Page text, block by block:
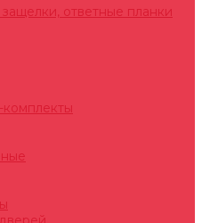
ответные планки